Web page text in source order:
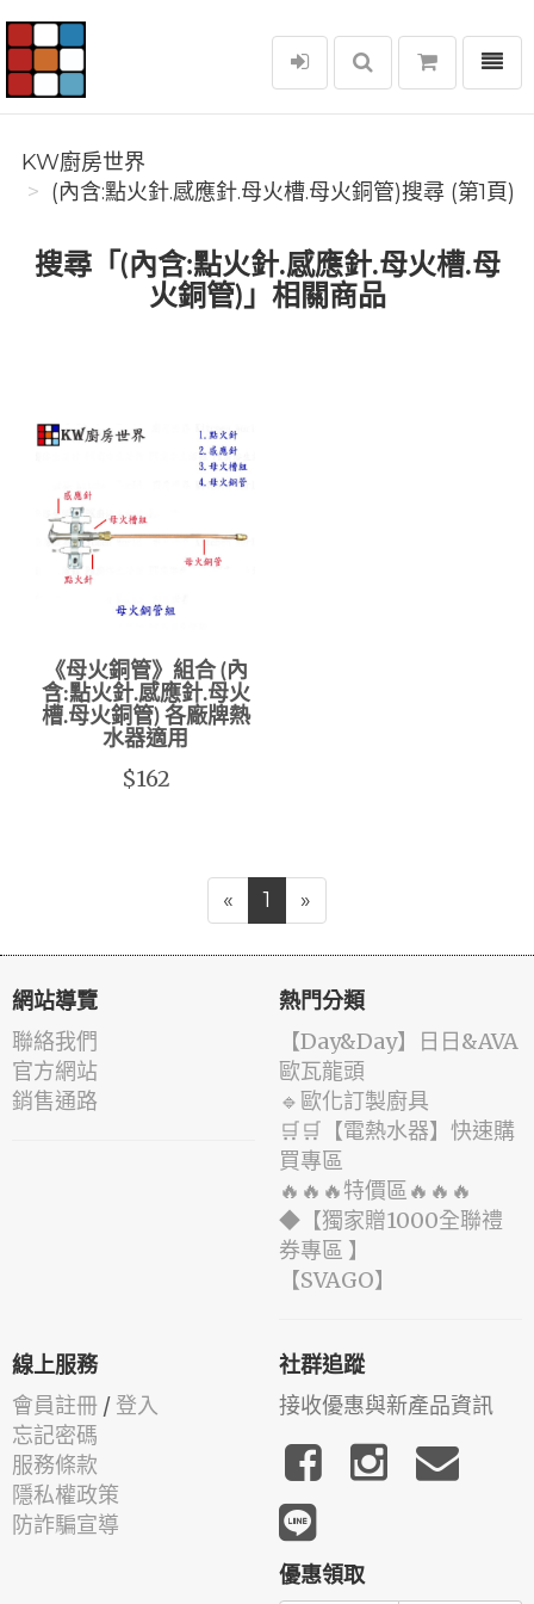
KW廚房世界
選單
KW廚房世界
(內含:點火針.感應針.母火槽.母火銅管)搜尋 (第1頁)
搜尋「(內含:點火針.感應針.母火槽.母
火銅管)」相關商品
《母火銅管》組合 (內
含:點火針.感應針.母火
槽.母火銅管) 各廠牌熱
水器適用
$162
« 1 »
網站導覽
聯絡我們
官方網站
銷售通路
熱門分類
️【Day&Day】️日日&AVA
歐瓦龍頭
🔹歐化訂製廚具
🛒🛒【電熱水器】快速購
買專區
🔥🔥🔥特價區🔥🔥🔥
◆【獨家贈1000全聯禮
券專區 】
️【SVAGO】️
線上服務
會員註冊 / 登入
忘記密碼
服務條款
隱私權政策
防詐騙宣導
社群追蹤
接收優惠與新產品資訊
優惠領取